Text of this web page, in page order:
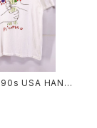
USA HANES
Bouquet Art
Size L 古着